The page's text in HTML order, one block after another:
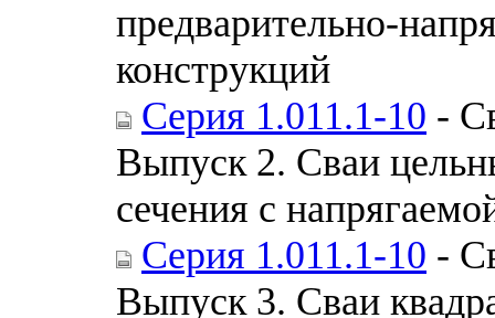
предварительно-
конструкций
Серия 1.011.1-10 -
Выпуск 2. Сваи
сечения с
Серия 1.011.1-10 -
Выпуск 3. Сваи